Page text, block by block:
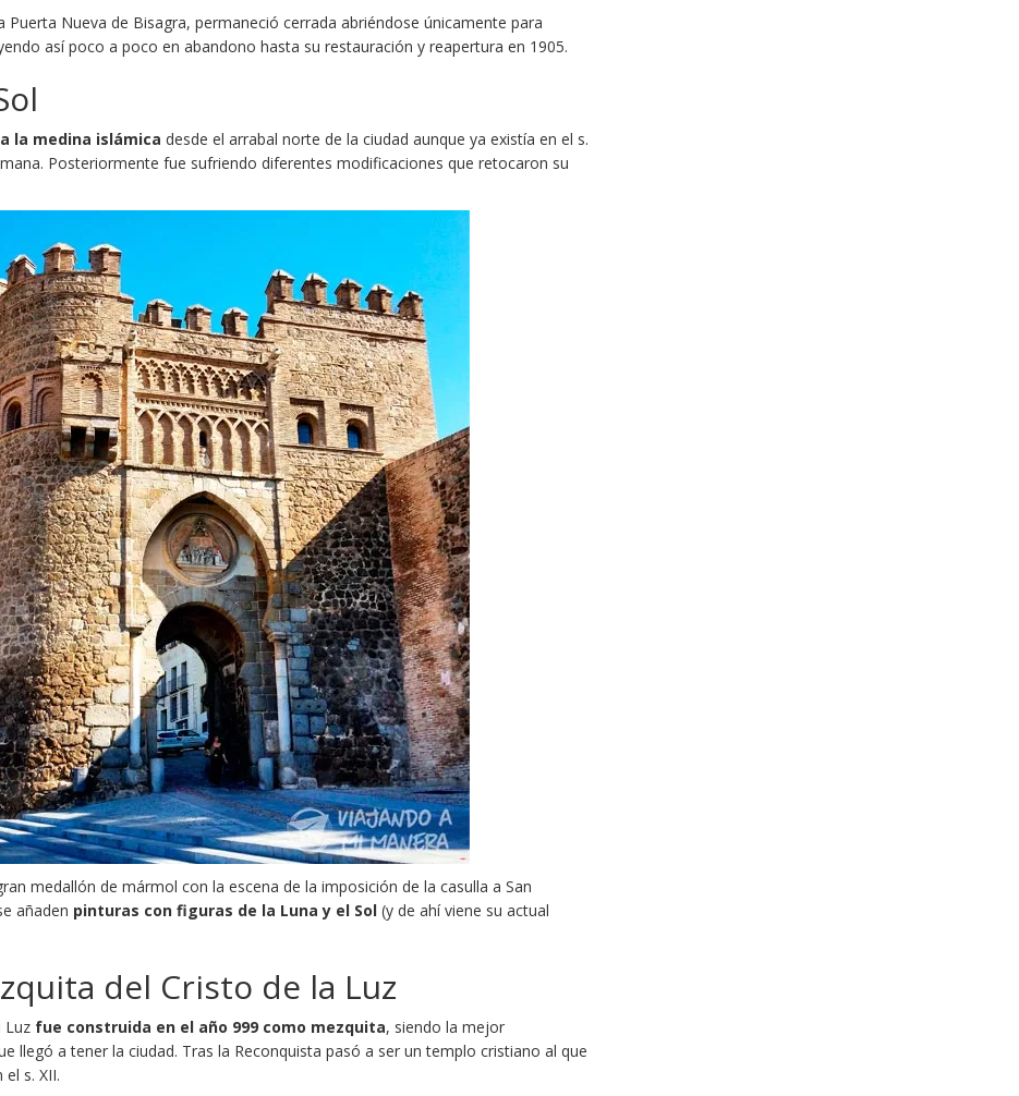
Puerta Nueva de Bisagra, permaneció cerrada abriéndose únicamente para
así poco a poco en abandono hasta su restauración y reapertura en 1905.
la medina islámica desde el arrabal norte de la ciudad aunque ya existía en el s.
Posteriormente fue sufriendo diferentes modificaciones que retocaron su
medallón de mármol con la escena de la imposición de la casulla a San
añaden pinturas con figuras de la Luna y el Sol (y de ahí viene su actual
del Cristo de la Luz
Luz fue construida en el año 999 como mezquita, siendo la mejor
llegó a tener la ciudad. Tras la Reconquista pasó a ser un templo cristiano al que
s. XII.